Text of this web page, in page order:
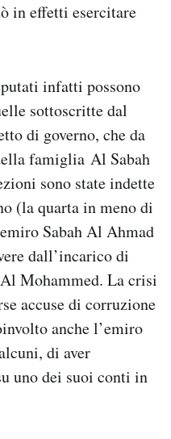
in effetti esercitare
infatti possono
sottoscritte dal
di governo, che da
famiglia Al Sabah
sono state indette
(la quarta in meno di
Sabah Al Ahmad
dall’incarico di
Mohammed. La crisi
accuse di corruzione
anche l’emiro
di aver
uno dei suoi conti in